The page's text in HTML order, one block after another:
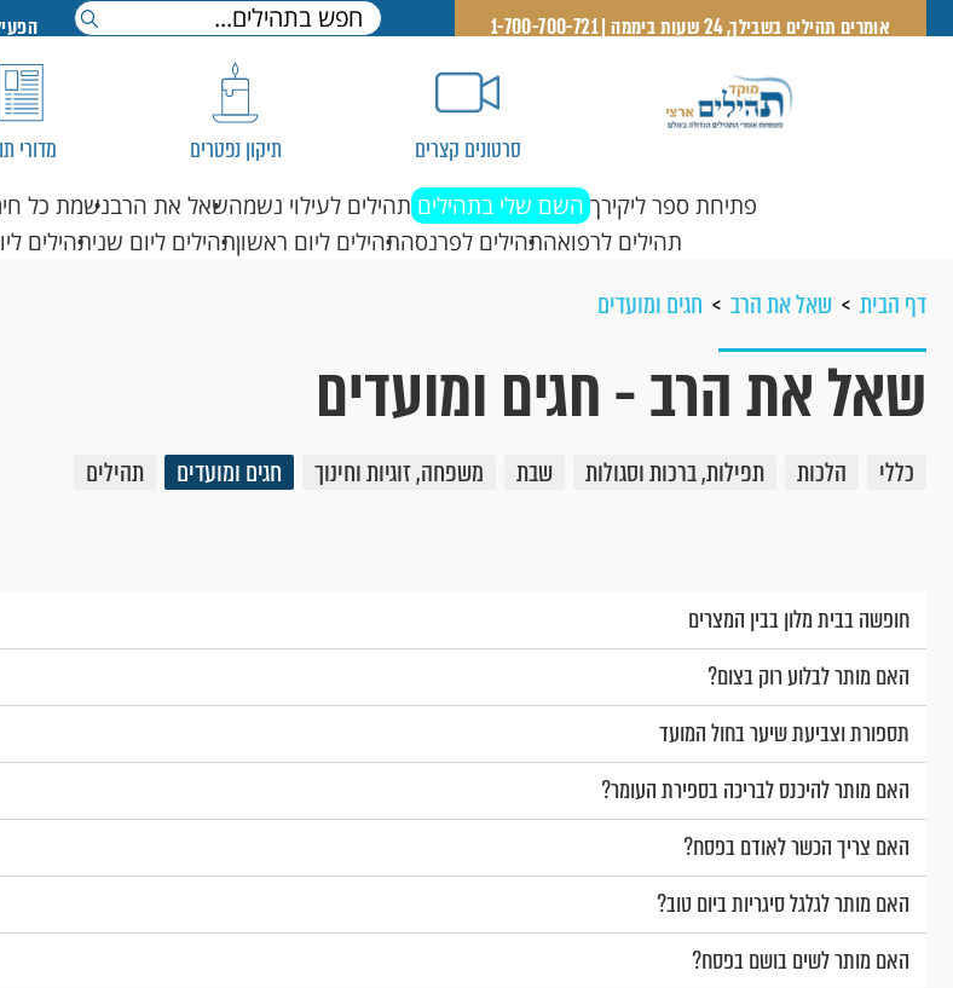
אומרים תהילים בשבילך, 24 שעות ביממה | 1-700-700-721
סרטונים קצרים תיקון נפטרים מדורי
פתיחת ספר ליקירך השם שלי בתהילים תהילים לעילוי נשמהשאל את הרבנשמת כל חי
תהילים לרפואהתהילים לפרנסהתהילים ליום ראשוןתהילים ליום שניתהילים
דף הבית שאל את הרב חגים ומועדים
שאל את הרב - חגים ומועדים
כללי הלכות תפילות, ברכות וסגולות שבת משפחה, זוגיות וחינוך חגים ומועדים תהילים
חופשה בבית מלון בבין המצרים
האם מותר לבלוע רוק בצום?
תספורת וצביעת שיער בחול המועד
האם מותר להיכנס לבריכה בספירת העומר?
האם צריך הכשר לאודם בפסח?
האם מותר לגלגל סיגריות ביום טוב?
האם מותר לשים בושם בפסח?